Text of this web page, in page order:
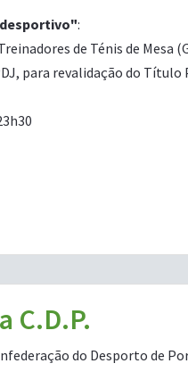
:
de Ténis de Mesa
para revalidação do
C.D.P.
do Desporto de